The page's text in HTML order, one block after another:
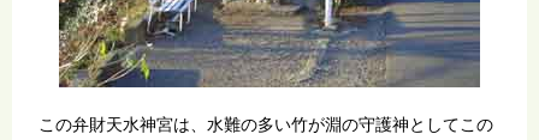
この弁財天水神宮は、水難の多い竹が淵の守護神としてこの